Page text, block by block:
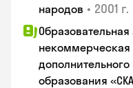
народов • 2001 г.
некоммерческая
образования